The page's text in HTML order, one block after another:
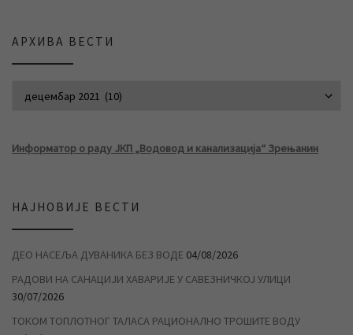
АРХИВА ВЕСТИ
Информатор о раду ЈКП „Водовод и канализација“ Зрењанин
НАЈНОВИЈЕ ВЕСТИ
ДЕО НАСЕЉА ДУВАНИКА БЕЗ ВОДЕ 04/08/2026
РАДОВИ НА САНАЦИЈИ ХАВАРИЈЕ У САВЕЗНИЧКОЈ УЛИЦИ
30/07/2026
ТОКОМ ТОПЛОТНОГ ТАЛАСА РАЦИОНАЛНО ТРОШИТЕ ВОДУ